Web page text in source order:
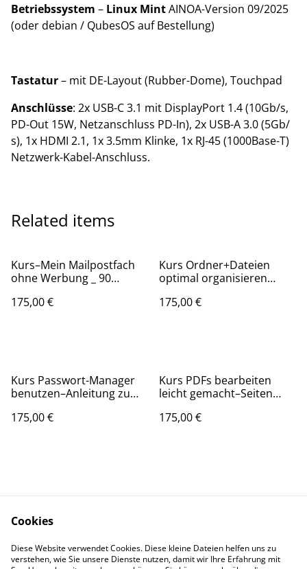
Betriebssystem – Linux MintAINOA-Version 09/2025
(oder debian / QubesOS auf Bestellung)
Tastatur– mit DE-Layout (Rubber-Dome), Touchpad
Anschlüsse: 2x USB-C 3.1 mit DisplayPort 1.4 (10Gb/​s,
PD-Out 15W, Netzanschluss PD-In), 2x USB-A 3.0 (5Gb/​
s), 1x HDMI 2.1, 1x 3.5mm Klinke, 1x RJ-45 (1000Base-T)
Netzwerk-Kabel-Anschluss.
Related items
Kurs–Mein Mailpostfach
ohne Werbung _ 90
175,00 €
Kurs Ordner+Dateien
optimal organisieren
(Linux&Windows
175,00 €
Kurs Passwort-Manager
benutzen–Anleitung zu
Komfort–Komplexe
175,00 €
Kurs PDFs bearbeiten
leicht gemacht–Seiten
Text ändern–PDF-
175,00 €
Kontakt zu uns
Produkte
Rechtliches
Privatsphäre
Cookies
Diese Website verwendet Cookies. Diese kleine Dateien helfen uns zu
verstehen, wie Sie unsere Dienste nutzen, damit wir Ihre Erfahrung mit